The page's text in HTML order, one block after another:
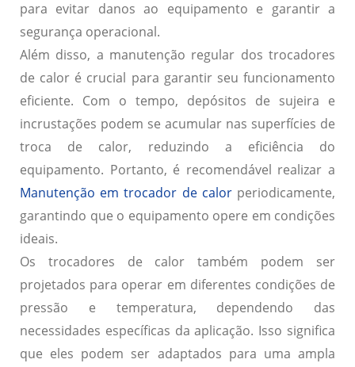
para evitar danos ao equipamento e garantir a
segurança operacional.
Além disso, a manutenção regular dos trocadores
de calor é crucial para garantir seu funcionamento
eficiente. Com o tempo, depósitos de sujeira e
incrustações podem se acumular nas superfícies de
troca de calor, reduzindo a eficiência do
equipamento. Portanto, é recomendável realizar a
Manutenção em trocador de calorperiodicamente,
garantindo que o equipamento opere em condições
ideais.
Os trocadores de calor também podem ser
projetados para operar em diferentes condições de
pressão e temperatura, dependendo das
necessidades específicas da aplicação. Isso significa
que eles podem ser adaptados para uma ampla